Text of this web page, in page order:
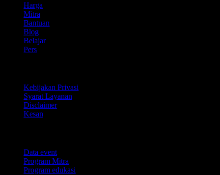
Harga
Mitra
Bantuan
Blog
Belajar
Pers
Kebijakan Privasi
Syarat Layanan
Disclaimer
Kesan
Data event
Program Mitra
Program edukasi